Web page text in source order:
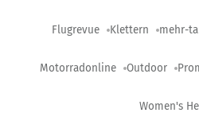
Flugrevue Klettern mehr-
Motorradonline Outdoor
Women's